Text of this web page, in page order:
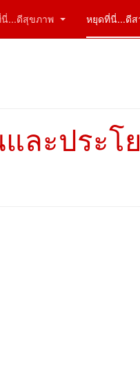
...ดีสุขภาพ หยุดที่นี่...ดีส
ละประ